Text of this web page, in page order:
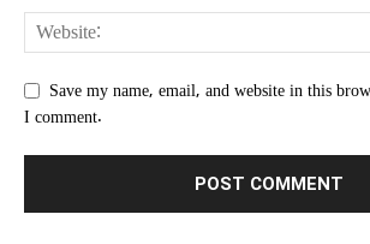
Save my name, email, and website in this
I comment.